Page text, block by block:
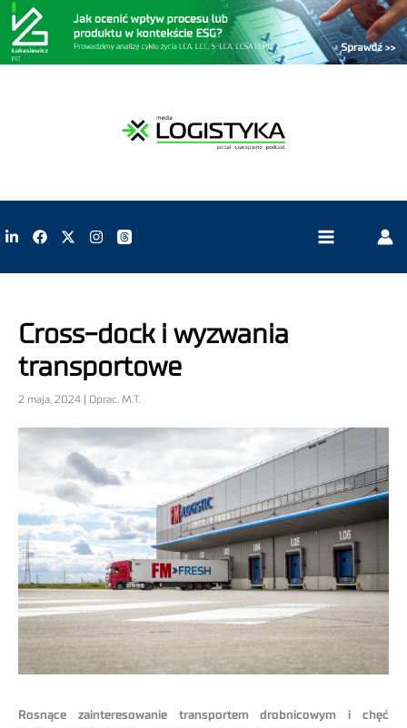
Cross-dock i wyzwania
transportowe
2 maja, 2024 | Oprac. M.T.
Rosnące zainteresowanie transportem drobnicowym i chęć